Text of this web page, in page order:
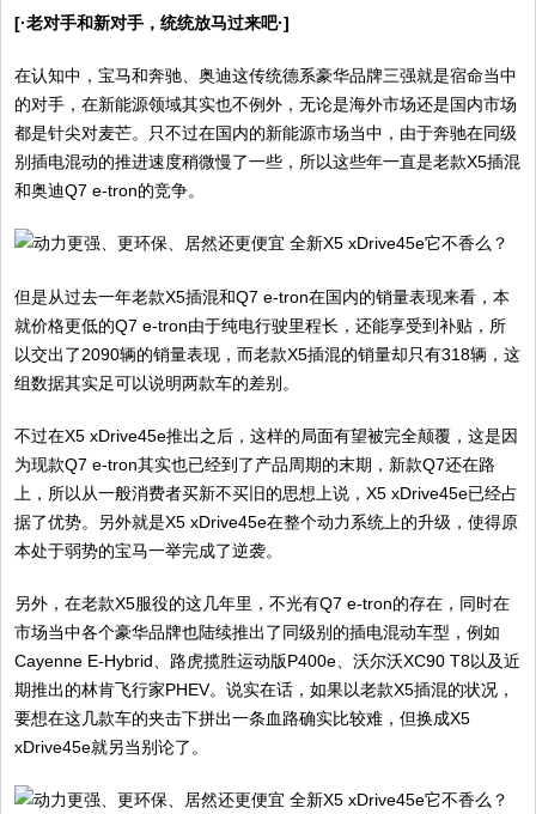
[·老对手和新对手，统统放马过来吧·]
在认知中，宝马和奔驰、奥迪这传统德系豪华品牌三强就是宿命当中
的对手，在新能源领域其实也不例外，无论是海外市场还是国内市场
都是针尖对麦芒。只不过在国内的新能源市场当中，由于奔驰在同级
别插电混动的推进速度稍微慢了一些，所以这些年一直是老款X5插混
和奥迪Q7 e-tron的竞争。
但是从过去一年老款X5插混和Q7 e-tron在国内的销量表现来看，本
就价格更低的Q7 e-tron由于纯电行驶里程长，还能享受到补贴，所
以交出了2090辆的销量表现，而老款X5插混的销量却只有318辆，这
组数据其实足可以说明两款车的差别。
不过在X5 xDrive45e推出之后，这样的局面有望被完全颠覆，这是因
为现款Q7 e-tron其实也已经到了产品周期的末期，新款Q7还在路
上，所以从一般消费者买新不买旧的思想上说，X5 xDrive45e已经占
据了优势。另外就是X5 xDrive45e在整个动力系统上的升级，使得原
本处于弱势的宝马一举完成了逆袭。
另外，在老款X5服役的这几年里，不光有Q7 e-tron的存在，同时在
市场当中各个豪华品牌也陆续推出了同级别的插电混动车型，例如
Cayenne E-Hybrid、路虎揽胜运动版P400e、沃尔沃XC90 T8以及近
期推出的林肯飞行家PHEV。说实在话，如果以老款X5插混的状况，
要想在这几款车的夹击下拼出一条血路确实比较难，但换成X5
xDrive45e就另当别论了。